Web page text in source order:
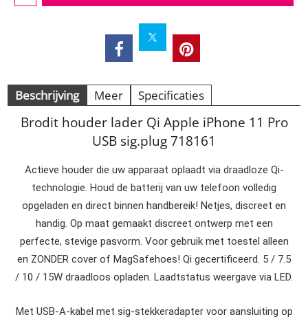
Beschrijving Meer Specificaties
Brodit houder lader Qi Apple iPhone 11 Pro
USB sig.plug 718161
Actieve houder die uw apparaat oplaadt via draadloze Qi-
technologie. Houd de batterij van uw telefoon volledig
opgeladen en direct binnen handbereik! Netjes, discreet en
handig. Op maat gemaakt discreet ontwerp met een
perfecte, stevige pasvorm. Voor gebruik met toestel alleen
en ZONDER cover of MagSafehoes! Qi gecertificeerd. 5 / 7.5
/ 10 / 15W draadloos opladen. Laadtstatus weergave via LED.
Met USB-A-kabel met sig-stekkeradapter voor aansluiting op